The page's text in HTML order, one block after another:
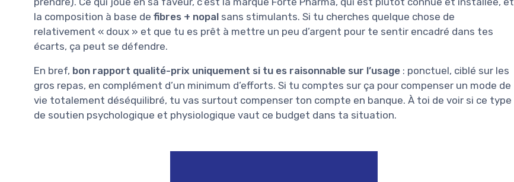
la composition à base de fibres + nopal sans stimulants. Si tu cherches quelque chose de
relativement « doux » et que tu es prêt à mettre un peu d’argent pour te sentir encadré dans tes
écarts, ça peut se défendre.
En bref, bon rapport qualité-prix uniquement si tu es raisonnable sur l’usage : ponctuel, ciblé sur les
gros repas, en complément d’un minimum d’efforts. Si tu comptes sur ça pour compenser un mode de
vie totalement déséquilibré, tu vas surtout compenser ton compte en banque. À toi de voir si ce type
de soutien psychologique et physiologique vaut ce budget dans ta situation.